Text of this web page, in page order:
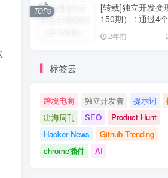
[转载]独立开发变
150期） : 通过4
2年前
TOP6
标签云
跨境电商 独立开发者 提示词
出海周刊
SEO
Product Hunt
Hacker News
Github Trending
chrome插件
AI